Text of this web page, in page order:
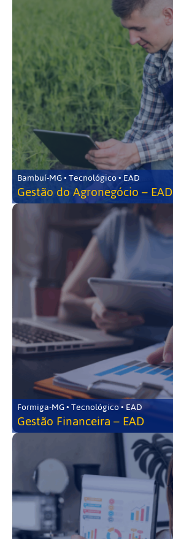
Bambuí-MG • Tecnológico • EAD
Gestão do Agronegócio – EAD
Formiga-MG • Tecnológico • EAD
Gestão Financeira – EAD